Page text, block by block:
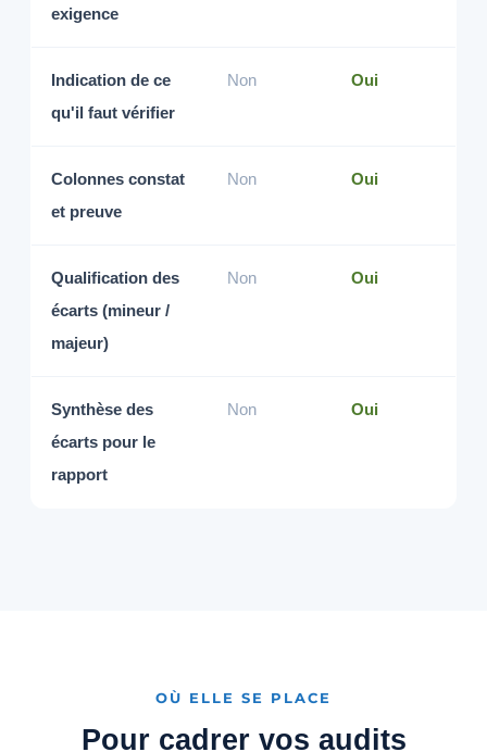
exigence
Indication de ce
qu'il faut vérifier
Non Oui
Colonnes constat
et preuve
Non Oui
Qualification des
écarts (mineur /
majeur)
Non Oui
Synthèse des
écarts pour le
rapport
Non Oui
OÙ ELLE SE PLACE
Pour cadrer vos audits